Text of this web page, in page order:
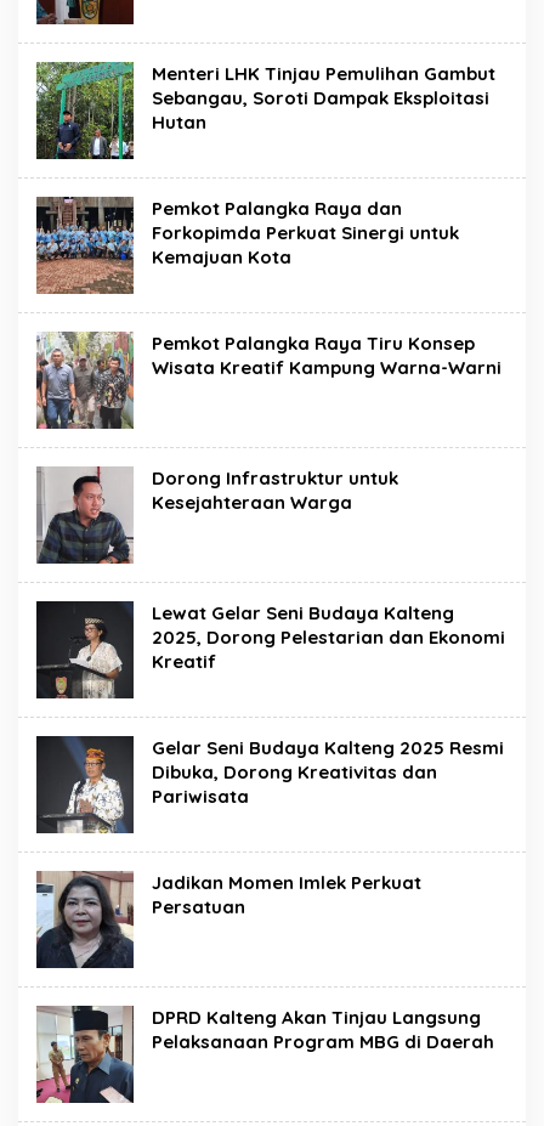
Menteri LHK Tinjau Pemulihan Gambut
Sebangau, Soroti Dampak Eksploitasi
Hutan
Pemkot Palangka Raya dan
Forkopimda Perkuat Sinergi untuk
Kemajuan Kota
Pemkot Palangka Raya Tiru Konsep
Wisata Kreatif Kampung Warna-Warni
Dorong Infrastruktur untuk
Kesejahteraan Warga
Lewat Gelar Seni Budaya Kalteng
2025, Dorong Pelestarian dan Ekonomi
Kreatif
Gelar Seni Budaya Kalteng 2025 Resmi
Dibuka, Dorong Kreativitas dan
Pariwisata
Jadikan Momen Imlek Perkuat
Persatuan
DPRD Kalteng Akan Tinjau Langsung
Pelaksanaan Program MBG di Daerah